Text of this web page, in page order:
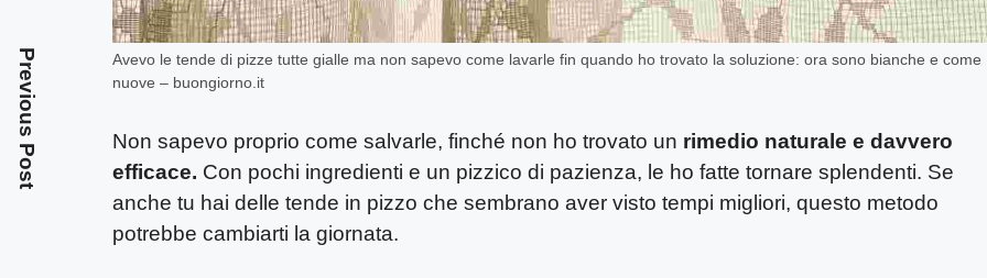
Avevo le tende di pizze tutte gialle ma non sapevo come lavarle fin quando ho trovato la soluzione: ora sono bianche e come
nuove – buongiorno.it
Non sapevo proprio come salvarle, finché non ho trovato un rimedio naturale e davvero
efficace. Con pochi ingredienti e un pizzico di pazienza, le ho fatte tornare splendenti. Se
anche tu hai delle tende in pizzo che sembrano aver visto tempi migliori, questo metodo
potrebbe cambiarti la giornata.
Previous Post